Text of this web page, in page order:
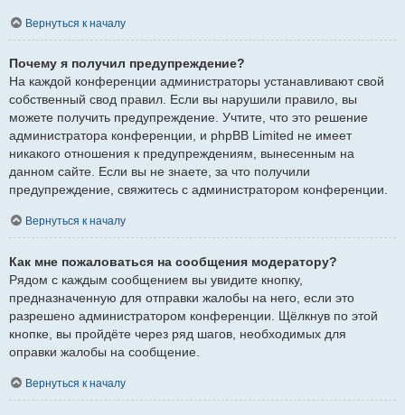
Вернуться к началу
Почему я получил предупреждение?
На каждой конференции администраторы устанавливают свой
собственный свод правил. Если вы нарушили правило, вы
можете получить предупреждение. Учтите, что это решение
администратора конференции, и phpBB Limited не имеет
никакого отношения к предупреждениям, вынесенным на
данном сайте. Если вы не знаете, за что получили
предупреждение, свяжитесь с администратором конференции.
Вернуться к началу
Как мне пожаловаться на сообщения модератору?
Рядом с каждым сообщением вы увидите кнопку,
предназначенную для отправки жалобы на него, если это
разрешено администратором конференции. Щёлкнув по этой
кнопке, вы пройдёте через ряд шагов, необходимых для
оправки жалобы на сообщение.
Вернуться к началу